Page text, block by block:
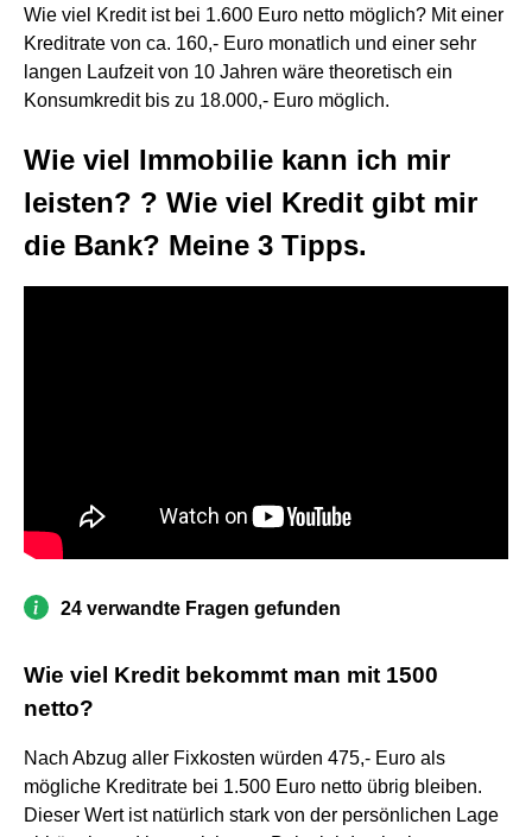
Wie viel Kredit ist bei 1.600 Euro netto möglich? Mit einer
Kreditrate von ca. 160,- Euro monatlich und einer sehr
langen Laufzeit von 10 Jahren wäre theoretisch ein
Konsumkredit bis zu 18.000,- Euro möglich.
Wie viel Immobilie kann ich mir
leisten? ? Wie viel Kredit gibt mir
die Bank? Meine 3 Tipps.
24 verwandte Fragen gefunden
Wie viel Kredit bekommt man mit 1500
netto?
Nach Abzug aller Fixkosten würden 475,- Euro als
mögliche Kreditrate bei 1.500 Euro netto übrig bleiben.
Dieser Wert ist natürlich stark von der persönlichen Lage